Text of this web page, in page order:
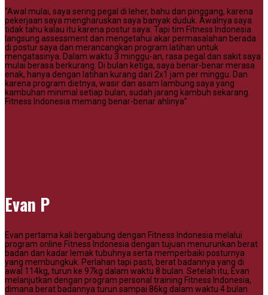
“Awal mulai, saya sering pegal di leher, bahu dan pinggang, karena
pekerjaan saya mengharuskan saya banyak duduk. Awalnya saya
tidak tahu kalau itu karena postur saya. Tapi tim Fitness Indonesia
langsung assessment dan mengetahui akar permasalahan berada
di postur saya dan merancangkan program latihan untuk
mengatasinya. Dalam waktu 3 minggu-an, rasa pegal dan sakit saya
mulai berasa berkurang. Di bulan ketiga, saya benar-benar merasa
enak, hanya dengan latihan kurang dari 2x1 jam per minggu. Dan
karena program dietnya, wasir dan asam lambung saya yang
kambuhan minimal setiap bulan, sudah jarang kambuh sekarang.
Fitness Indonesia memang benar-benar ahlinya”
Evan P
Evan pertama kali bergabung dengan Fitness Indonesia melalui
program online Fitness Indonesia dengan tujuan menurunkan berat
badan dan kadar lemak tubuhnya serta memperbaiki posturnya
yang membungkuk. Perlahan tapi pasti, berat badannya yang di
awal 114kg, turun ke 97kg dalam waktu 8 bulan. Setelah itu, Evan
melanjutkan dengan program personal training Fitness Indonesia,
dimana berat badannya turun sampai 86kg dalam waktu 4 bulan